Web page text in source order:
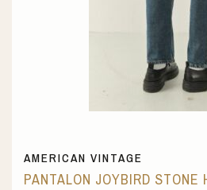
AMERICAN VINTAGE
PANTALON JOYBIRD STONE